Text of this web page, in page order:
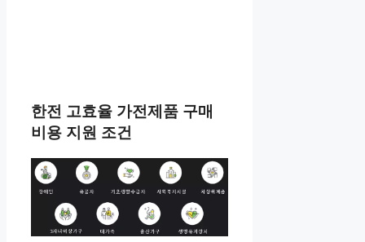
한전 고효율 가전제품 구매
비용 지원 조건